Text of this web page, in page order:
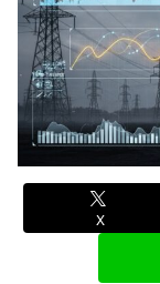
X